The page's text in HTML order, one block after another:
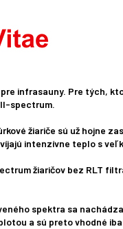
infrasauny. Pre tých,
spectrum.
žiariče sú už hojne
intenzívne teplo s
žiaričov bez RLT
spektra sa
a sú preto vhodné